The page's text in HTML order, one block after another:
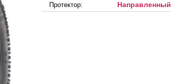
Протектор: Направленный